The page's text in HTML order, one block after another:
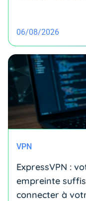
06/08/2026
VPN
ExpressVPN :
empreinte
connecter à